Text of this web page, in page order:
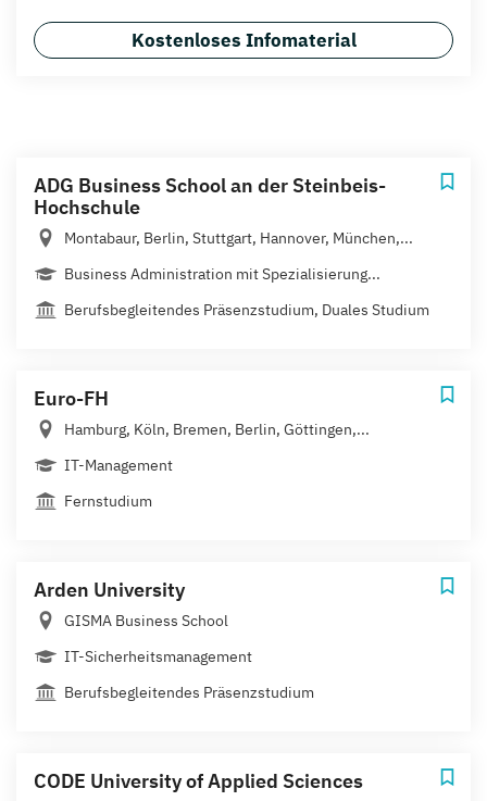
Kostenloses Infomaterial
ADG Business School an der Steinbeis-
Hochschule
Montabaur, Berlin, Stuttgart, Hannover, München,...
Business Administration mit Spezialisierung...
Berufsbegleitendes Präsenzstudium, Duales Studium
Euro-FH
Hamburg, Köln, Bremen, Berlin, Göttingen,...
IT-Management
Fernstudium
Arden University
GISMA Business School
IT-Sicherheitsmanagement
Berufsbegleitendes Präsenzstudium
CODE University of Applied Sciences